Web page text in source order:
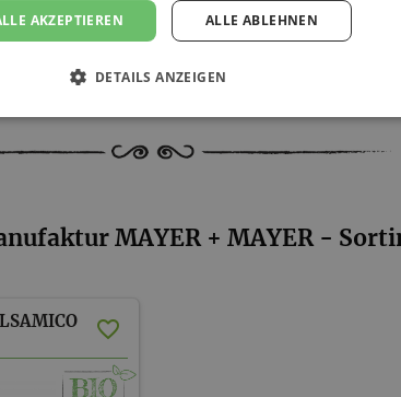
MAYER + MAYER -
AKZEPTIEREN ALLE ABLEHNEN
DETAILS ANZEIGEN